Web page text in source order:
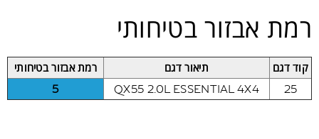
רמת אבזור בטיחותי
קוד דגם תיאור דגם
רמת אבזור בטיחותי
25
QX55 2.0L ESSENTIAL 4X4
5